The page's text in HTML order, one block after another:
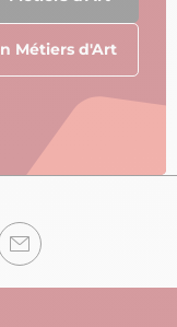
Métiers d'Art